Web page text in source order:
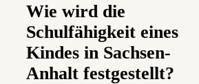
Wie wird die
Schulfähigkeit eines
Kindes in Sachsen-
Anhalt festgestellt?